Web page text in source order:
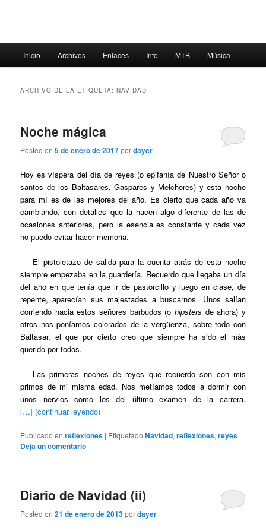
principal
Inicio Archivos Enlaces Info MTB Música
ARCHIVO DE LA ETIQUETA:NAVIDAD
Noche mágica
Posted on5 de enero de 2017pordayer
Hoy es víspera del día de reyes (o epifanía de Nuestro Señor o
santos de los Baltasares, Gaspares y Melchores) y esta noche
para mí es de las mejores del año. Es cierto que cada año va
cambiando, con detalles que la hacen algo diferente de las de
ocasiones anteriores, pero la esencia es constante y cada vez
no puedo evitar hacer memoria.
El pistoletazo de salida para la cuenta atrás de esta noche
siempre empezaba en la guardería. Recuerdo que llegaba un día
del año en que tenía que ir de pastorcillo y luego en clase, de
repente, aparecían sus majestades a buscarnos. Unos salían
corriendo hacia estos señores barbudos (o hipsters de ahora) y
otros nos poníamos colorados de la vergüenza, sobre todo con
Baltasar, el que por cierto creo que siempre ha sido el más
querido por todos.
Las primeras noches de reyes que recuerdo son con mis
primos de mi misma edad. Nos metíamos todos a dormir con
unos nervios como los del último examen de la carrera.
[…] (continuar leyendo)
Publicado en reflexiones | Etiquetado Navidad,reflexiones,reyes |
Deja un comentario
Diario de Navidad (ii)
Posted on21 de enero de 2013pordayer